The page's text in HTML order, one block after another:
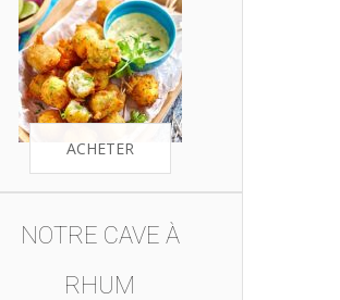
ACHETER
NOTRE CAVE À
RHUM